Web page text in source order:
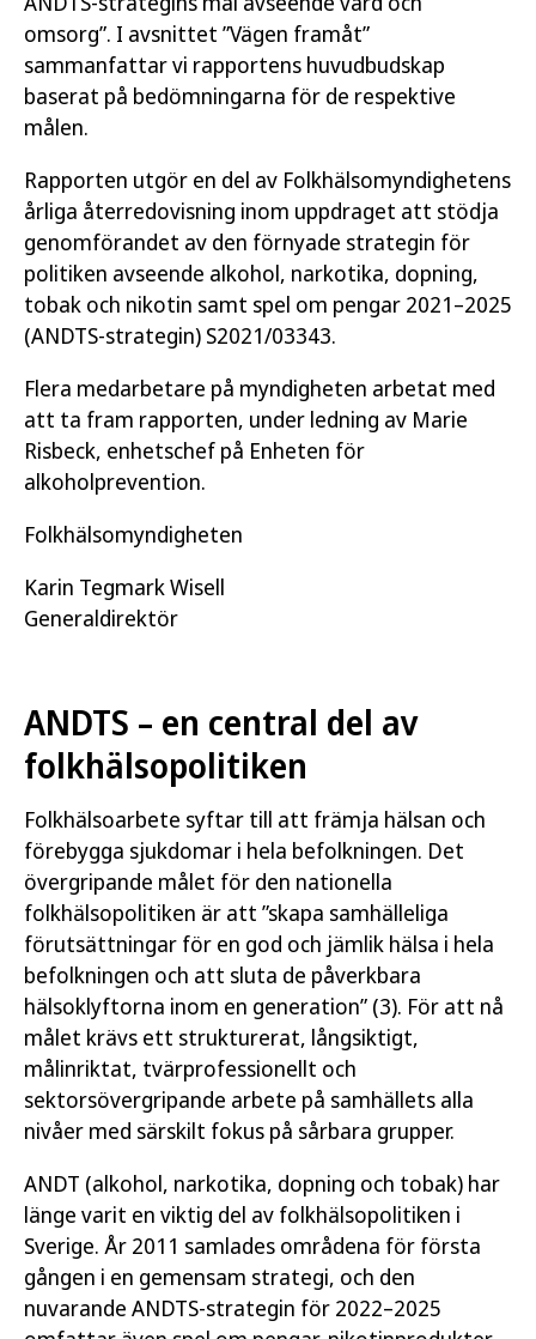
omsorg”. I avsnittet ”Vägen framåt”
sammanfattar vi rapportens huvudbudskap
baserat på bedömningarna för de respektive
målen.
Rapporten utgör en del av Folkhälsomyndighetens
årliga återredovisning inom uppdraget att stödja
genomförandet av den förnyade strategin för
politiken avseende alkohol, narkotika, dopning,
tobak och nikotin samt spel om pengar 2021–2025
(ANDTS-strategin) S2021/03343.
Flera medarbetare på myndigheten arbetat med
att ta fram rapporten, under ledning av Marie
Risbeck, enhetschef på Enheten för
alkoholprevention.
Folkhälsomyndigheten
Karin Tegmark Wisell
Generaldirektör
ANDTS – en central del av
folkhälsopolitiken
Folkhälsoarbete syftar till att främja hälsan och
förebygga sjukdomar i hela befolkningen. Det
övergripande målet för den nationella
folkhälsopolitiken är att ”skapa samhälleliga
förutsättningar för en god och jämlik hälsa i hela
befolkningen och att sluta de påverkbara
hälsoklyftorna inom en generation” (3). För att nå
målet krävs ett strukturerat, långsiktigt,
målinriktat, tvärprofessionellt och
sektorsövergripande arbete på samhällets alla
nivåer med särskilt fokus på sårbara grupper.
ANDT (alkohol, narkotika, dopning och tobak) har
länge varit en viktig del av folkhälsopolitiken i
Sverige. År 2011 samlades områdena för första
gången i en gemensam strategi, och den
nuvarande ANDTS-strategin för 2022–2025